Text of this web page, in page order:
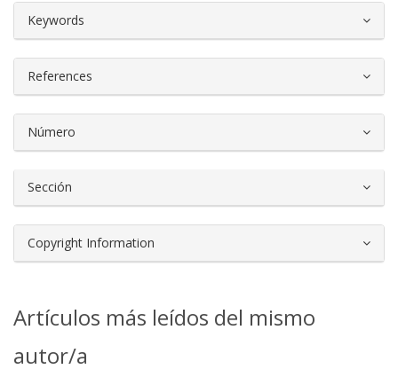
Keywords
References
Número
Sección
Copyright Information
Artículos más leídos del mismo
autor/a